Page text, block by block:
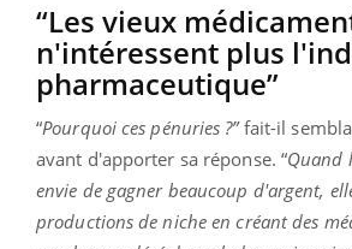
“Les vieux
n'intéressent plus
pharmaceutique”
“Pourquoi ces pénuries ?”fait-il
avant d'apporter sa réponse. “Quand
envie de gagner beaucoup d'argent,
productions de niche en créant des